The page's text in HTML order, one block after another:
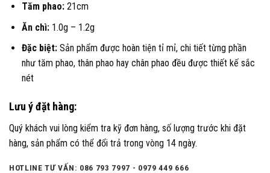
Tăm phao: 21cm​​
Ăn chì:1.0g​​ – 1.2g
Đặc biệt: Sản phẩm được hoàn tiện tỉ mỉ, chi tiết từng phần
như tăm phao, thân phao hay chân phao đều được thiết kế sắc
nét
Lưu ý đặt hàng:
Quý khách vui lòng kiểm tra kỹ đơn hàng, số lượng trước khi đặt
hàng, sản phẩm có thể đổi trả trong vòng 14 ngày.
HOTLINE TƯ VẤN: 086 793 7997 - 0979 449 666